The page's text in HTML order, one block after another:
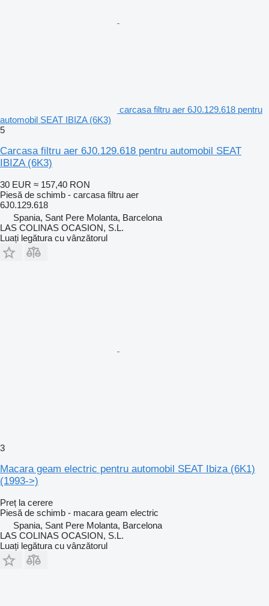
carcasa filtru aer 6J0.129.618 pentru
automobil SEAT IBIZA (6K3)
5
Carcasa filtru aer 6J0.129.618 pentru automobil SEAT
IBIZA (6K3)
30 EUR ≈ 157,40 RON
Piesă de schimb - carcasa filtru aer
6J0.129.618
Spania, Sant Pere Molanta, Barcelona
LAS COLINAS OCASION, S.L.
Luați legătura cu vânzătorul
3
Macara geam electric pentru automobil SEAT Ibiza (6K1)
(1993->)
Preț la cerere
Piesă de schimb - macara geam electric
Spania, Sant Pere Molanta, Barcelona
LAS COLINAS OCASION, S.L.
Luați legătura cu vânzătorul